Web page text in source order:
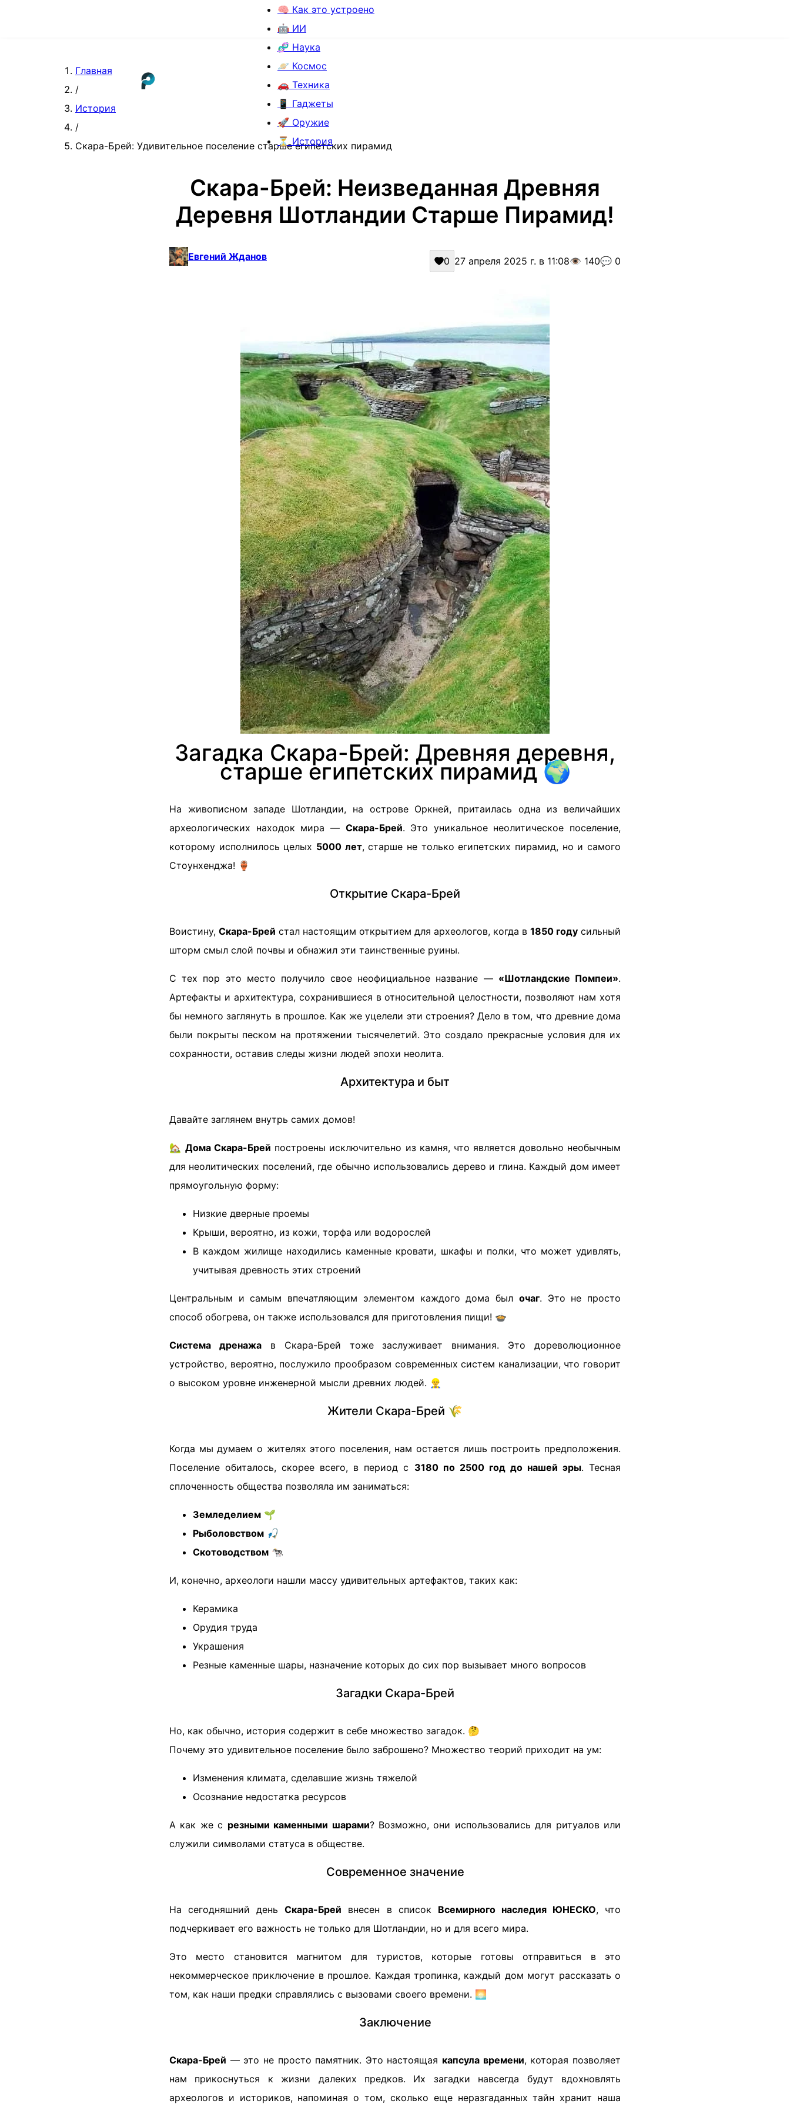
🧠 Как это устроено
🤖 ИИ
🧬 Наука
🪐 Космос
🚗 Техника
📱 Гаджеты
🚀 Оружие
⏳ История
Главная
/
История
/
Скара-Брей: Удивительное поселение старше египетских пирамид
Скара-Брей: Неизведанная Древняя
Деревня Шотландии Старше Пирамид!
Евгений Жданов 0 27 апреля 2025 г. в 11:08👁️ 140💬 0
Загадка Скара-Брей: Древняя деревня,
старше египетских пирамид 🌍
На живописном западе Шотландии, на острове Оркней, притаилась одна из величайших
археологических находок мира — Скара-Брей. Это уникальное неолитическое поселение,
которому исполнилось целых 5000 лет, старше не только египетских пирамид, но и самого
Стоунхенджа! 🏺
Открытие Скара-Брей
Воистину, Скара-Брей стал настоящим открытием для археологов, когда в 1850 году сильный
шторм смыл слой почвы и обнажил эти таинственные руины.
С тех пор это место получило свое неофициальное название — «Шотландские Помпеи».
Артефакты и архитектура, сохранившиеся в относительной целостности, позволяют нам хотя
бы немного заглянуть в прошлое. Как же уцелели эти строения? Дело в том, что древние дома
были покрыты песком на протяжении тысячелетий. Это создало прекрасные условия для их
сохранности, оставив следы жизни людей эпохи неолита.
Архитектура и быт
Давайте заглянем внутрь самих домов!
🏡Дома Скара-Брей построены исключительно из камня, что является довольно необычным
для неолитических поселений, где обычно использовались дерево и глина. Каждый дом имеет
прямоугольную форму:
Низкие дверные проемы
Крыши, вероятно, из кожи, торфа или водорослей
В каждом жилище находились каменные кровати, шкафы и полки, что может удивлять,
учитывая древность этих строений
Центральным и самым впечатляющим элементом каждого дома был очаг. Это не просто
способ обогрева, он также использовался для приготовления пищи! 🍲
Система дренажав Скара-Брей тоже заслуживает внимания. Это дореволюционное
устройство, вероятно, послужило прообразом современных систем канализации, что говорит
о высоком уровне инженерной мысли древних людей. 👷‍♂️
Жители Скара-Брей 🌾
Когда мы думаем о жителях этого поселения, нам остается лишь построить предположения.
Поселение обиталось, скорее всего, в период с 3180 по 2500 год до нашей эры. Тесная
сплоченность общества позволяла им заниматься:
Земледелием 🌱
Рыболовством 🎣
Скотоводством 🐄
И, конечно, археологи нашли массу удивительных артефактов, таких как:
Керамика
Орудия труда
Украшения
Резные каменные шары, назначение которых до сих пор вызывает много вопросов
Загадки Скара-Брей
Но, как обычно, история содержит в себе множество загадок. 🤔
Почему это удивительное поселение было заброшено? Множество теорий приходит на ум:
Изменения климата, сделавшие жизнь тяжелой
Осознание недостатка ресурсов
А как же с резными каменными шарами? Возможно, они использовались для ритуалов или
служили символами статуса в обществе.
Современное значение
На сегодняшний деньСкара-Брей внесен в список Всемирного наследия ЮНЕСКО, что
подчеркивает его важность не только для Шотландии, но и для всего мира.
Это место становится магнитом для туристов, которые готовы отправиться в это
некоммерческое приключение в прошлое. Каждая тропинка, каждый дом могут рассказать о
том, как наши предки справлялись с вызовами своего времени. 🌅
Заключение
Скара-Брей — это не просто памятник. Это настоящая капсула времени, которая позволяет
нам прикоснуться к жизни далеких предков. Их загадки навсегда будут вдохновлять
археологов и историков, напоминая о том, сколько еще неразгаданных тайн хранит наша